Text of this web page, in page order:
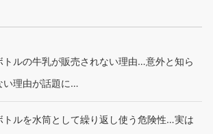
トルの牛乳が販売されない理由…意外と知ら
い理由が話題に…
トルを水筒として繰り返し使う危険性…実は